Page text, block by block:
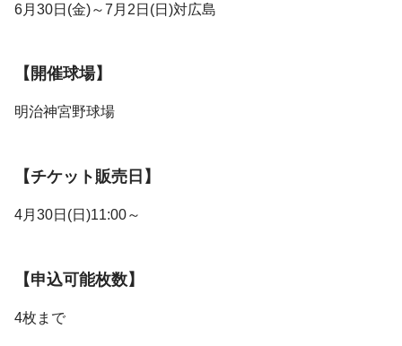
6月30日(金)～7月2日(日)対広島
【開催球場】
明治神宮野球場
【チケット販売日】
4月30日(日)11:00～
【申込可能枚数】
4枚まで